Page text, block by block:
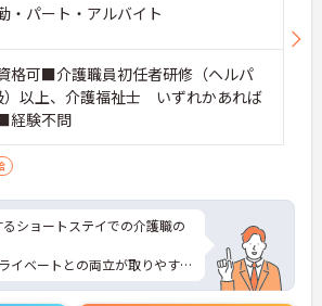
・パート・アルバイト
格可■介護職員初任者研修（ヘルパ
）以上、介護福祉士 いずれかあれば
経験不問
ショートステイでの介護職の
イベートとの両立が取りやす